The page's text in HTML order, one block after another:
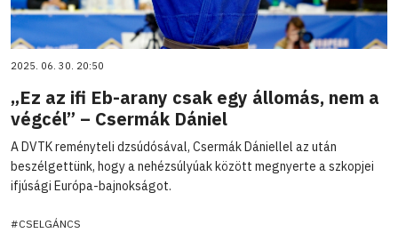
2025. 06. 30. 20:50
„Ez az ifi Eb-arany csak egy állomás, nem a
végcél” – Csermák Dániel
A DVTK reményteli dzsúdósával, Csermák Dániellel az után
beszélgettünk, hogy a nehézsúlyúak között megnyerte a szkopjei
ifjúsági Európa-bajnokságot.
#CSELGÁNCS